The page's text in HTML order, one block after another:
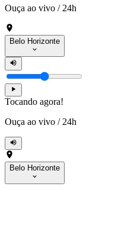
Ouça ao vivo / 24h
Belo Horizonte
Tocando agora!
Ouça ao vivo / 24h
Belo Horizonte